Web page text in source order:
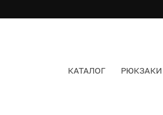
КАТАЛОГ РЮКЗАКИ